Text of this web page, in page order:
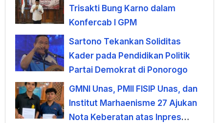
Trisakti Bung Karno dalam
Konfercab I GPM
Sartono Tekankan Soliditas
Kader pada Pendidikan Politik
Partai Demokrat di Ponorogo
GMNI Unas, PMII FISIP Unas, dan
Institut Marhaenisme 27 Ajukan
Nota Keberatan atas Inpres